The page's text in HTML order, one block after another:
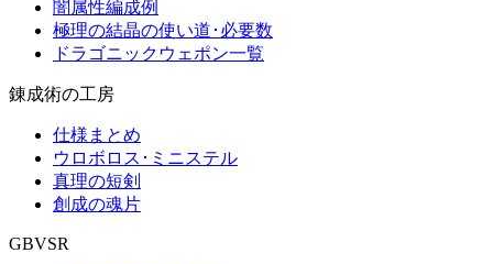
闇属性編成例
極理の結晶の使い道･必要数
ドラゴニックウェポン一覧
錬成術の工房
仕様まとめ
ウロボロス･ミニステル
真理の短剣
創成の魂片
GBVSR